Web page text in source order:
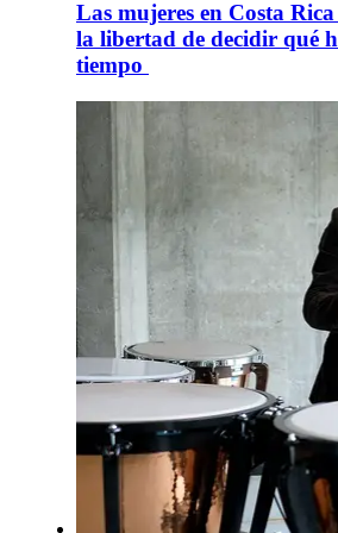
Las mujeres en Costa
la libertad de decidir qué
tiempo